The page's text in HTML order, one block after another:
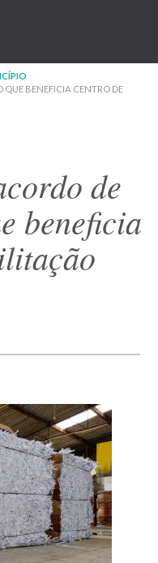
QUE BENEFICIA CENTRO DE
de
beneficia